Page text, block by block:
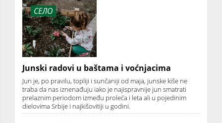
СЕЛО
Junski radovi u baštama i voćnjacima
Jun je, po pravilu, topliji i sunčaniji od maja, junske kiše ne
traba da nas iznenađuju iako je najispravnije jun smatrati
prelaznim periodom između proleća i leta ali u pojedinim
dielovima Srbije i najkišovitiji u godini.